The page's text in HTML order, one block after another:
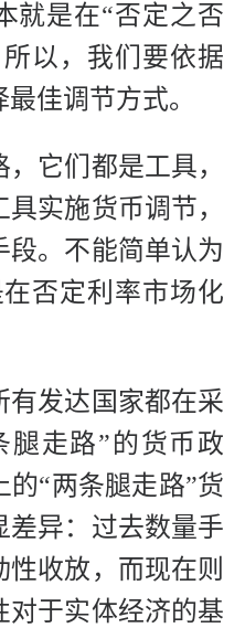
就是在“否定之否
以，我们要依据
佳调节方式。
它们都是工具，
实施货币调节，
段。不能简单认为
否定利率市场化
有发达国家都在采
腿走路”的货币政
“两条腿走路”货
差异：过去数量手
收放，而现在则
对于实体经济的基